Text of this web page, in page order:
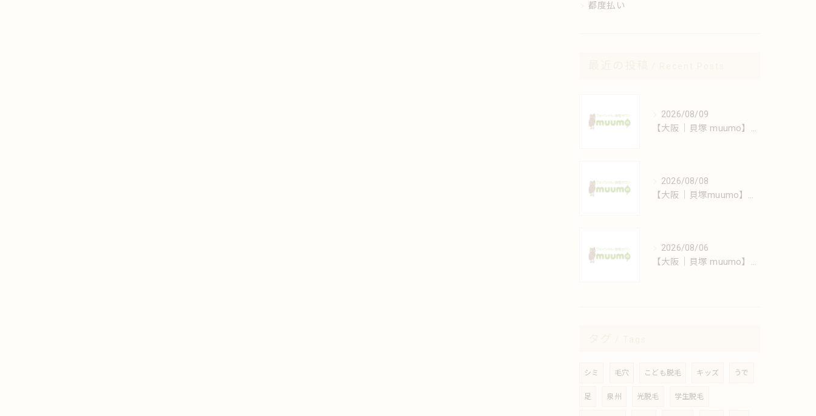
都度払い
2026/08/09
【大阪｜貝塚 muumo】肌質別シミケア方法と日常美容習慣
2026/08/08
【大阪｜貝塚muumo】変化する肌に寄り添うエイジングケア
2026/08/06
【大阪｜貝塚 muumo】エステと自宅でできるシミ対策術
シミ 毛穴 こども脱毛 キッズ うで
足 泉州 光脱毛 学生脱毛